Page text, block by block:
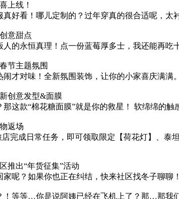
上线！
好看！哪儿定制的？过年穿真的很合适呢，太
意甜点
的永恒真理！点一份蓝莓厚多士，我还能再吃
节主题氛围
才对味！全新氛围装饰，让你的小家喜庆满满。
创意发型&面膜
这款“棉花糖面膜”就是你的救星！ 软绵绵的
返场
店完成日常任务，即可领取限定【荷花灯】、泰
推出“年货征集”活动
家呢？如果你也正在纠结，快来社区找冬子聊聊
！等等…你是说阿姨已经在飞机上了？那…那我